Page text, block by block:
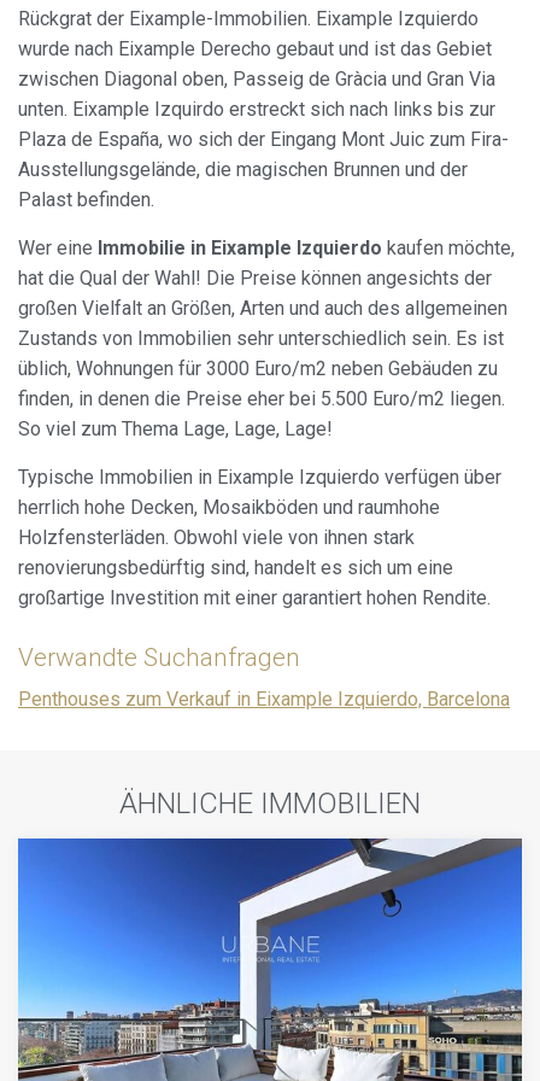
Rückgrat der Eixample-Immobilien. Eixample Izquierdo
wurde nach Eixample Derecho gebaut und ist das Gebiet
zwischen Diagonal oben, Passeig de Gràcia und Gran Via
unten. Eixample Izquirdo erstreckt sich nach links bis zur
Plaza de España, wo sich der Eingang Mont Juic zum Fira-
Ausstellungsgelände, die magischen Brunnen und der
Palast befinden.
Wer eine Immobilie in Eixample Izquierdo kaufen möchte,
hat die Qual der Wahl! Die Preise können angesichts der
großen Vielfalt an Größen, Arten und auch des allgemeinen
Zustands von Immobilien sehr unterschiedlich sein. Es ist
üblich, Wohnungen für 3000 Euro/m2 neben Gebäuden zu
finden, in denen die Preise eher bei 5.500 Euro/m2 liegen.
So viel zum Thema Lage, Lage, Lage!
Typische Immobilien in Eixample Izquierdo verfügen über
herrlich hohe Decken, Mosaikböden und raumhohe
Holzfensterläden. Obwohl viele von ihnen stark
renovierungsbedürftig sind, handelt es sich um eine
großartige Investition mit einer garantiert hohen Rendite.
Verwandte Suchanfragen
Penthouses zum Verkauf in Eixample Izquierdo, Barcelona
ÄHNLICHE IMMOBILIEN